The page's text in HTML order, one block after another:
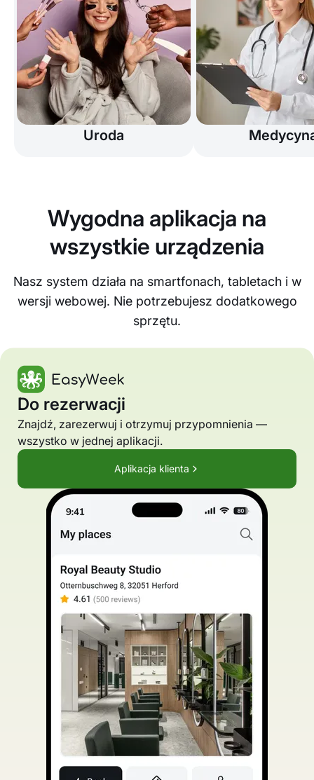
Uroda
Wygodna aplikacja na
wszystkie urządzenia
Nasz system działa na smartfonach, tabletach i w
wersji webowej. Nie potrzebujesz dodatkowego
sprzętu.
Do rezerwacji
Znajdź, zarezerwuj i otrzymuj przypomnienia —
wszystko w jednej aplikacji.
Aplikacja klienta